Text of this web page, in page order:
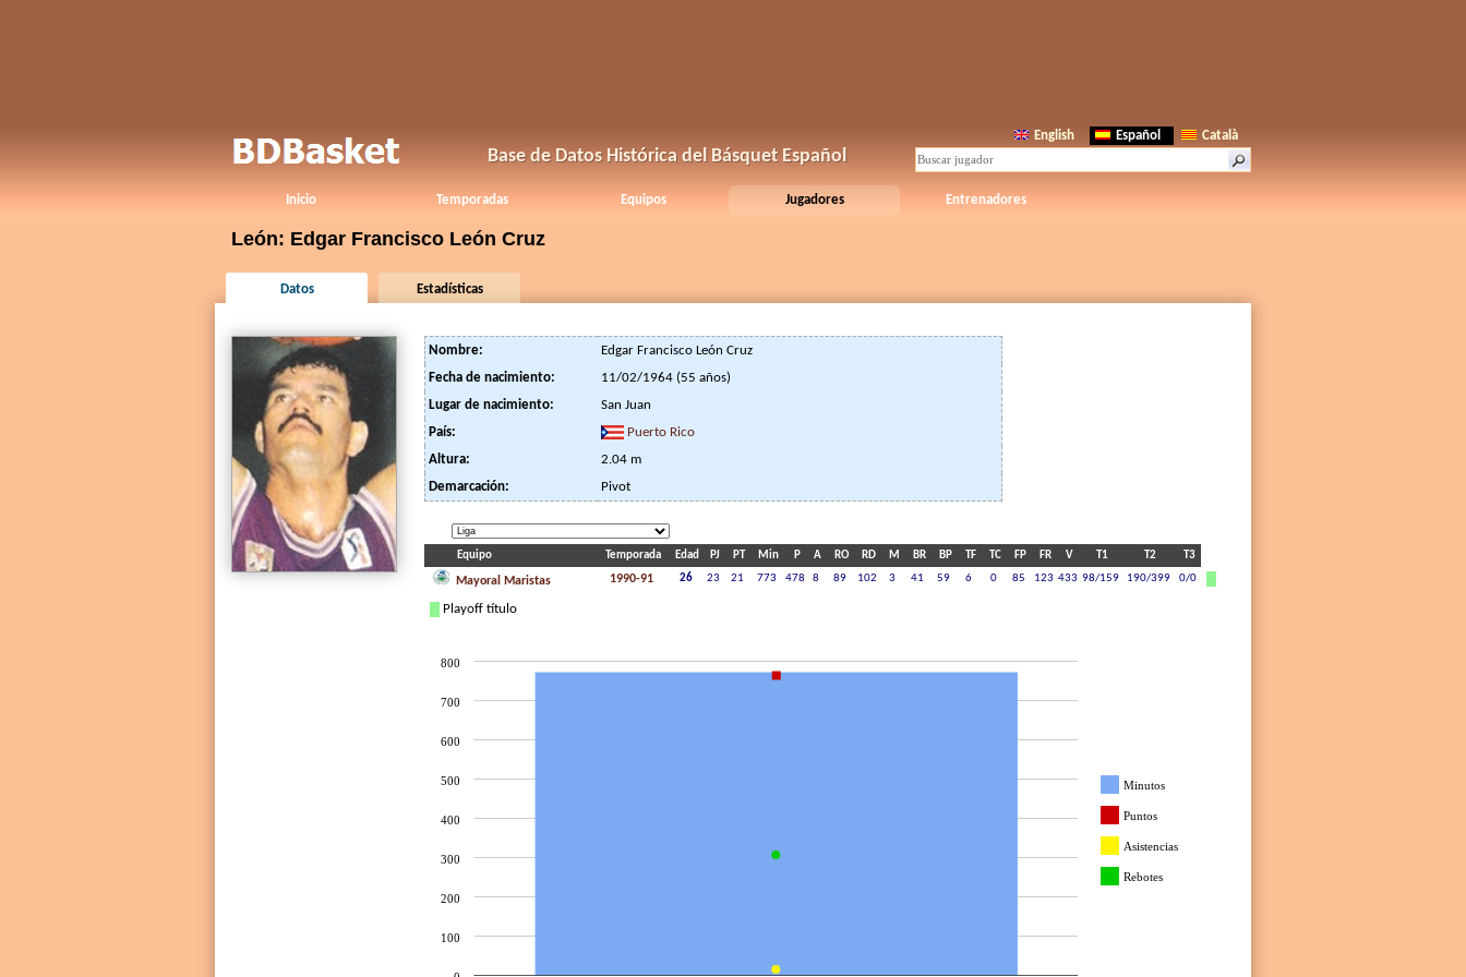
Base de Datos Histórica del Básquet Español
English Español Català
Inicio Temporadas Equipos Jugadores Entrenadores
León: Edgar Francisco León Cruz
Datos Estadísticas
Nombre:
Edgar Francisco León Cruz
Fecha de nacimiento:
11/02/1964 (55 años)
Lugar de nacimiento:
San Juan
País:
Puerto Rico
Altura:
2.04 m
Demarcación:
Pivot
Equipo Temporada Edad PJ PT Min P A RO RD M BR BP TF TC FP FR V T1 T2 T3
Mayoral Maristas 1990-91 26 23 21 773 478 8 89 102 3 41 59 6 0 85 123 433 98/159 190/399 0/0
Playoff título
100
200
300
400
500
600
700
800
Minutos
Puntos
Asistencias
Rebotes